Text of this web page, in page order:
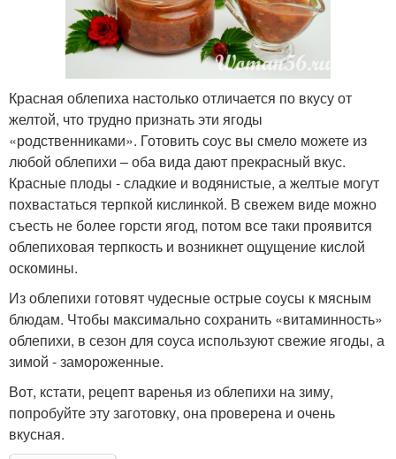
Красная облепиха настолько отличается по вкусу от
желтой, что трудно признать эти ягоды
«родственниками». Готовить соус вы смело можете из
любой облепихи – оба вида дают прекрасный вкус.
Красные плоды - сладкие и водянистые, а желтые могут
похвастаться терпкой кислинкой. В свежем виде можно
съесть не более горсти ягод, потом все таки проявится
облепиховая терпкость и возникнет ощущение кислой
оскомины.
Из облепихи готовят чудесные острые соусы к мясным
блюдам. Чтобы максимально сохранить «витаминность»
облепихи, в сезон для соуса используют свежие ягоды, а
зимой - замороженные.
Вот, кстати, рецепт варенья из облепихи на зиму,
попробуйте эту заготовку, она проверена и очень
вкусная.